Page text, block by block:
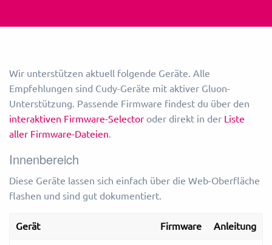
Wir unterstützen aktuell folgende Geräte. Alle
Empfehlungen sind Cudy-Geräte mit aktiver Gluon-
Unterstützung. Passende Firmware findest du über den
interaktiven Firmware-Selector oder direkt in der Liste
aller Firmware-Dateien.
Innenbereich
Diese Geräte lassen sich einfach über die Web-Oberfläche
flashen und sind gut dokumentiert.
Gerät Firmware Anleitung